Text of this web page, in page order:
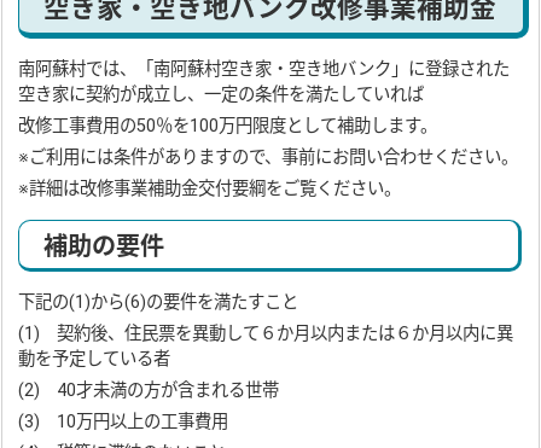
空き家・空き地バンク改修事業補助金
南阿蘇村では、「南阿蘇村空き家・空き地バンク」に登録された
空き家に契約が成立し、一定の条件を満たしていれば
改修工事費用の50％を100万円限度として補助します。
※ご利用には条件がありますので、事前にお問い合わせください。
※詳細は改修事業補助金交付要綱をご覧ください。
補助の要件
下記の(1)から(6)の要件を満たすこと
(1) 契約後、住民票を異動して６か月以内または６か月以内に異
動を予定している者
(2) 40才未満の方が含まれる世帯
(3) 10万円以上の工事費用